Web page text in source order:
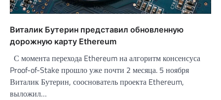
Виталик Бутерин представил обновленную
дорожную карту Ethereum
С момента перехода Ethereum на алгоритм консенсуса
Proof-of-Stake прошло уже почти 2 месяца. 5 ноября
Виталик Бутерин, сооснователь проекта Ethereum,
выложил…